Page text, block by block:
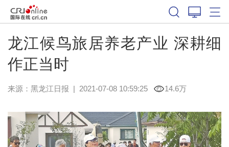
龙江候鸟旅居养老产业 深耕细
作正当时
来源： 黑龙江日报 | 2021-07-08 10:59:25 14.6万